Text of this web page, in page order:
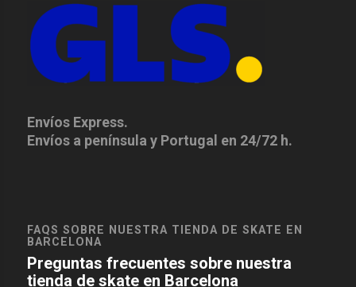
Envíos Express.
Envíos a península y Portugal en 24/72 h.
FAQS SOBRE NUESTRA TIENDA DE SKATE EN
BARCELONA
Preguntas frecuentes sobre nuestra
tienda de skate en Barcelona